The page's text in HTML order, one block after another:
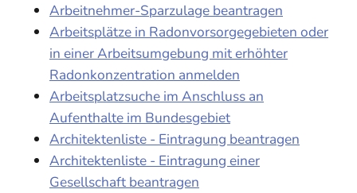
Arbeitnehmer-Sparzulage beantragen
Arbeitsplätze in Radonvorsorgegebieten oder
in einer Arbeitsumgebung mit erhöhter
Radonkonzentration anmelden
Arbeitsplatzsuche im Anschluss an
Aufenthalte im Bundesgebiet
Architektenliste - Eintragung beantragen
Architektenliste - Eintragung einer
Gesellschaft beantragen